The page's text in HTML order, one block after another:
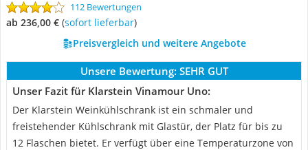
112 Bewertungen
ab 236,00 € ( Sofort lieferbar)
Preisvergleich und weitere Angebote
Unsere Bewertung: SEHR GUT
Unser Fazit für Klarstein Vinamour Uno:
Der Klarstein Weinkühlschrank ist ein schmaler und
freistehender Kühlschrank mit Glastür, der Platz für bis zu
12 Flaschen bietet. Er verfügt über eine Temperaturzone von